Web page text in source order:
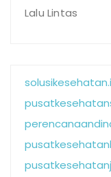
Lalu Lintas